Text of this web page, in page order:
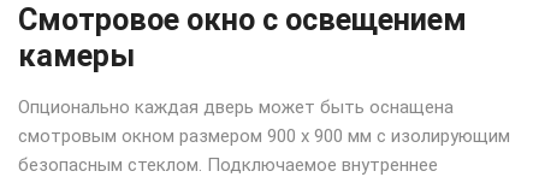
Смотровое окно с освещением
камеры
Опционально каждая дверь может быть оснащена
смотровым окном размером 900 x 900 мм с изолирующим
безопасным стеклом. Подключаемое внутреннее